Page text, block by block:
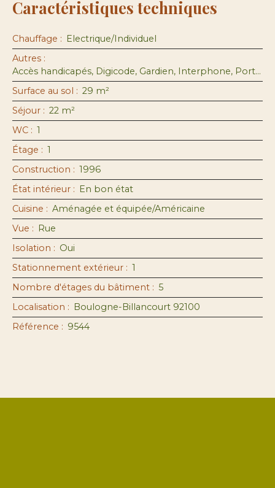
Caractéristiques techniques
Chauffage : Electrique/Individuel
Autres :
Accès handicapés, Digicode, Gardien, Interphone, Portail motorisé, Visiophone, Volets électriques
Surface au sol : 29 m²
Séjour : 22 m²
WC : 1
Étage : 1
Construction : 1996
État intérieur : En bon état
Cuisine : Aménagée et équipée/Américaine
Vue : Rue
Isolation : Oui
Stationnement extérieur : 1
Nombre d'étages du bâtiment : 5
Localisation : Boulogne-Billancourt 92100
Référence : 9544